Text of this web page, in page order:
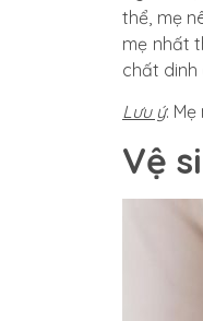
thể, mẹ
mẹ nhất
chất dinh
Lưu ý:
Vệ